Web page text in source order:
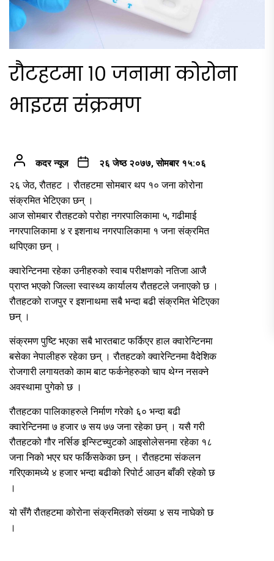
रौटहटमा १० जनामा कोरोना
भाइरस संक्रमण
कदर न्यूज २६ जेष्ठ २०७७, सोमबार १५:०६
२६ जेठ, रौतहट । रौतहटमा सोमबार थप १० जना कोरोना
संक्रमित भेटिएका छन् ।
आज सोमबार रौतहटको परोहा नगरपालिकामा ५, गढीमाई
नगरपालिकामा ४ र इशनाथ नगरपालिकामा १ जना संक्रमित
थपिएका छन् ।
क्वारेन्टिनमा रहेका उनीहरुको स्वाब परीक्षणको नतिजा आजै
प्राप्त भएको जिल्ला स्वास्थ्य कार्यालय रौतहटले जनाएको छ ।
रौतहटको राजपुर र इशनाथमा सबै भन्दा बढी संक्रमित भेटिएका
छन् ।
संक्रमण पुष्टि भएका सबै भारतबाट फर्किएर हाल क्वारेन्टिनमा
बसेका नेपालीहरु रहेका छन् । रौतहटको क्वारेन्टिनमा वैदेशिक
रोजगारी लगायतको काम बाट फर्कनेहरुको चाप थेग्न नसक्ने
अवस्थामा पुगेको छ ।
रौतहटका पालिकाहरुले निर्माण गरेको ६० भन्दा बढी
क्वारेन्टिनमा ७ हजार ७ सय ७७ जना रहेका छन् । यसै गरी
रौतहटको गौर नर्सिङ इन्स्टिच्युटको आइसोलेसनमा रहेका १८
जना निको भएर घर फर्किसकेका छन् । रौतहटमा संकलन
गरिएकामध्ये ४ हजार भन्दा बढीको रिपोर्ट आउन बाँकी रहेको छ
।
यो सँगै रौतहटमा कोरोना संक्रमितको संख्या ४ सय नाघेको छ
।